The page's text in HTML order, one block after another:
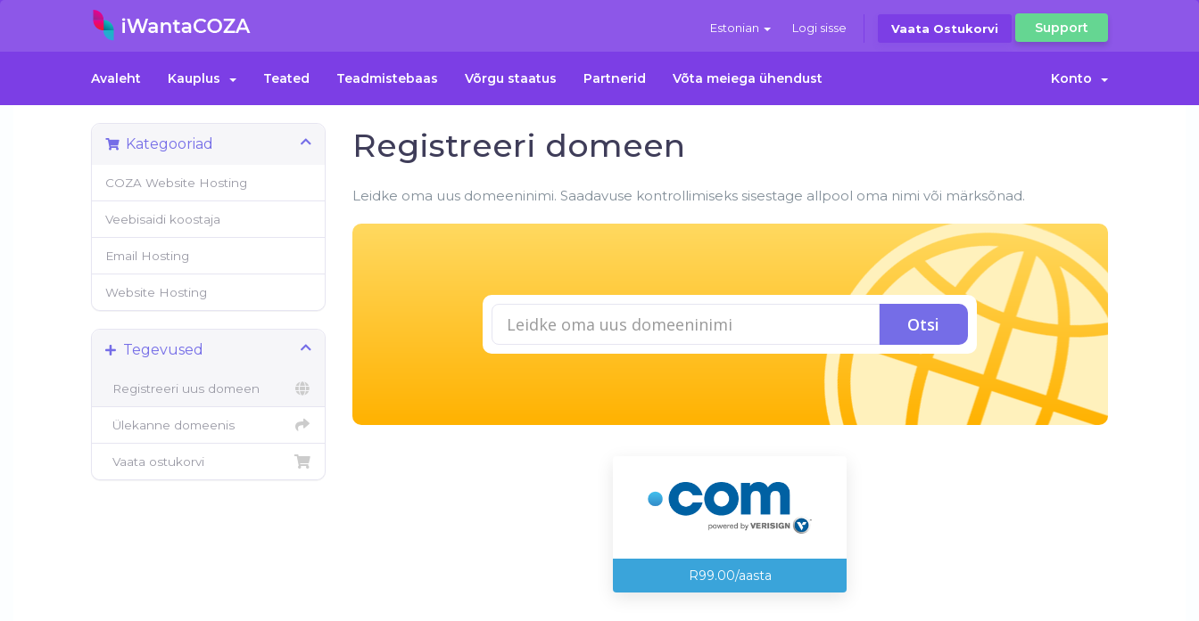
Estonian Logi sisse Vaata Ostukorvi Support
Avaleht Kauplus Teated Teadmistebaas Võrgu staatus Partnerid Võta meiega ühendust Konto
Kategooriad
COZA Website Hosting
Veebisaidi koostaja
Email Hosting
Website Hosting
Tegevused
Registreeri uus domeen
Ülekanne domeenis
Vaata ostukorvi
Registreeri domeen
Leidke oma uus domeeninimi. Saadavuse kontrollimiseks sisestage allpool oma nimi või märksõnad.
Otsi
R99.00/aasta